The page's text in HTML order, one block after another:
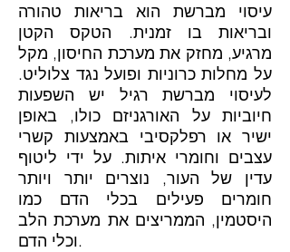
עיסוי מברשת הוא בריאות טהורה
ובריאות בו זמנית. הטקס הקטן
מרגיע, מחזק את מערכת החיסון, מקל
על מחלות כרוניות ופועל נגד צלוליט.
לעיסוי מברשת רגיל יש השפעות
חיוביות על האורגניזם כולו, באופן
ישיר או רפלקסיבי באמצעות קשרי
עצבים וחומרי איתות. על ידי ליטוף
עדין של העור, נוצרים יותר ויותר
חומרים פעילים בכלי הדם כמו
היסטמין, הממריצים את מערכת הלב
וכלי הדם.